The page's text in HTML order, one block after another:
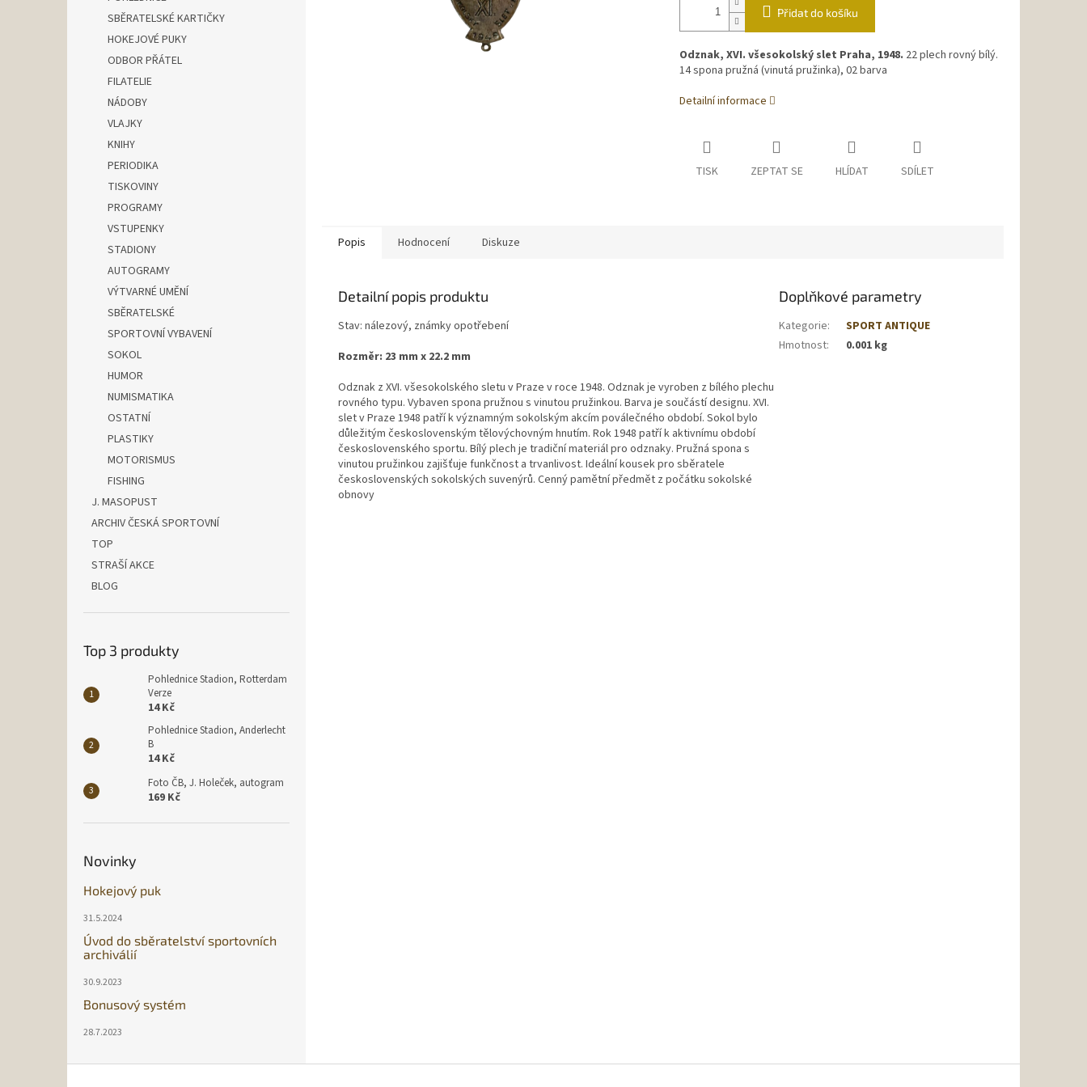
SBĚRATELSKÉ KARTIČKY
HOKEJOVÉ PUKY
ODBOR PŘÁTEL
FILATELIE
NÁDOBY
VLAJKY
KNIHY
PERIODIKA
TISKOVINY
PROGRAMY
VSTUPENKY
STADIONY
AUTOGRAMY
VÝTVARNÉ UMĚNÍ
SBĚRATELSKÉ
SPORTOVNÍ VYBAVENÍ
SOKOL
HUMOR
NUMISMATIKA
OSTATNÍ
PLASTIKY
MOTORISMUS
FISHING
J. MASOPUST
ARCHIV ČESKÁ SPORTOVNÍ
TOP
STRAŠÍ AKCE
BLOG
Top 3 produkty
Pohlednice Stadion, Rotterdam
Verze
14 Kč
Pohlednice Stadion, Anderlecht
B
14 Kč
Foto ČB, J. Holeček, autogram
169 Kč
Novinky
Hokejový puk
31.5.2024
Úvod do sběratelství sportovních
archiválií
30.9.2023
Bonusový systém
28.7.2023
Přidat do košíku
Odznak, XVI. všesokolský slet Praha, 1948. 22 plech rovný bílý.
14 spona pružná (vinutá pružinka), 02 barva
Detailní informace
TISK ZEPTAT SE HLÍDAT SDÍLET
Popis Hodnocení Diskuze
Detailní popis produktu
Stav: nálezový, známky opotřebení
Rozměr: 23 mm x 22.2 mm
Odznak z XVI. všesokolského sletu v Praze v roce 1948. Odznak je vyroben z bílého plechu
rovného typu. Vybaven spona pružnou s vinutou pružinkou. Barva je součástí designu. XVI.
slet v Praze 1948 patří k významným sokolským akcím poválečného období. Sokol bylo
důležitým československým tělovýchovným hnutím. Rok 1948 patří k aktivnímu období
československého sportu. Bílý plech je tradiční materiál pro odznaky. Pružná spona s
vinutou pružinkou zajišťuje funkčnost a trvanlivost. Ideální kousek pro sběratele
československých sokolských suvenýrů. Cenný pamětní předmět z počátku sokolské
obnovy
Doplňkové parametry
Kategorie:
SPORT ANTIQUE
Hmotnost: 0.001 kg